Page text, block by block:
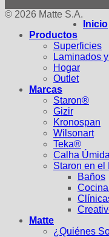
© 2026 Matte S.A.
Inicio
Productos
Superficies
Laminados
Hogar
Outlet
Marcas
Staron®
Gizir
Kronospan
Wilsonart
Teka®
Calha
Staron en el
Baños
Matte
¿Quiénes